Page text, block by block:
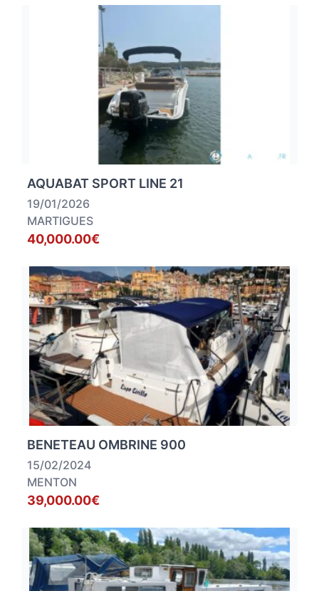
AQUABAT SPORT LINE 21
19/01/2026
MARTIGUES
40,000.00€
BENETEAU OMBRINE 900
15/02/2024
MENTON
39,000.00€